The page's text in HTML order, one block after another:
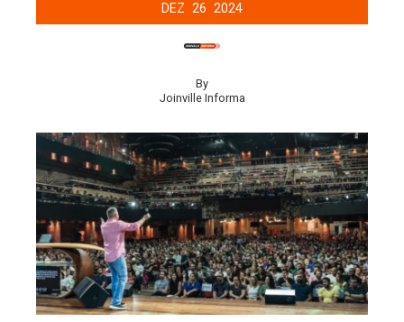
DEZ 26 2024
By
Joinville Informa